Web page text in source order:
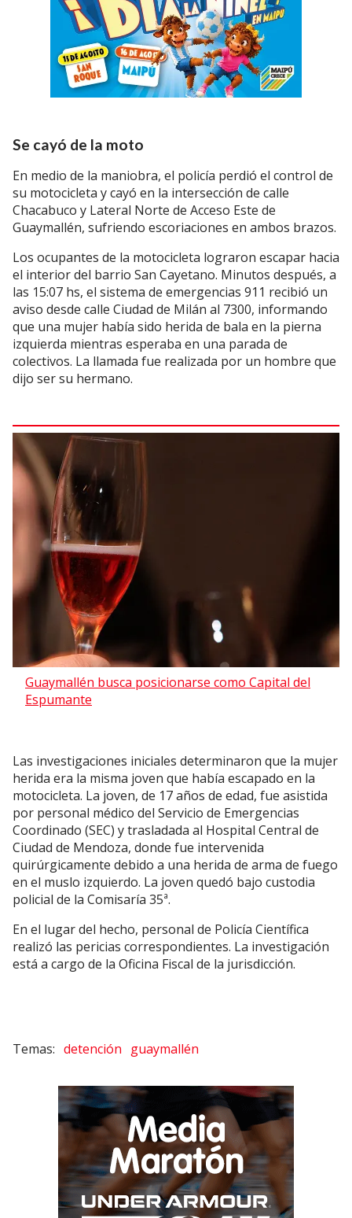
Se cayó de la moto
En medio de la maniobra, el policía perdió el control de
su motocicleta y cayó en la intersección de calle
Chacabuco y Lateral Norte de Acceso Este de
Guaymallén, sufriendo escoriaciones en ambos brazos.
Los ocupantes de la motocicleta lograron escapar hacia
el interior del barrio San Cayetano. Minutos después, a
las 15:07 hs, el sistema de emergencias 911 recibió un
aviso desde calle Ciudad de Milán al 7300, informando
que una mujer había sido herida de bala en la pierna
izquierda mientras esperaba en una parada de
colectivos. La llamada fue realizada por un hombre que
dijo ser su hermano.
Guaymallén busca posicionarse como Capital del
Espumante
Las investigaciones iniciales determinaron que la mujer
herida era la misma joven que había escapado en la
motocicleta. La joven, de 17 años de edad, fue asistida
por personal médico del Servicio de Emergencias
Coordinado (SEC) y trasladada al Hospital Central de
Ciudad de Mendoza, donde fue intervenida
quirúrgicamente debido a una herida de arma de fuego
en el muslo izquierdo. La joven quedó bajo custodia
policial de la Comisaría 35ª.
En el lugar del hecho, personal de Policía Científica
realizó las pericias correspondientes. La investigación
está a cargo de la Oficina Fiscal de la jurisdicción.
detención guaymallén